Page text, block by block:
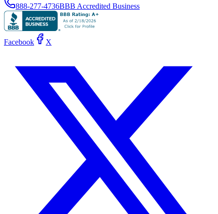
888-277-4736BBB Accredited Business
Facebook X